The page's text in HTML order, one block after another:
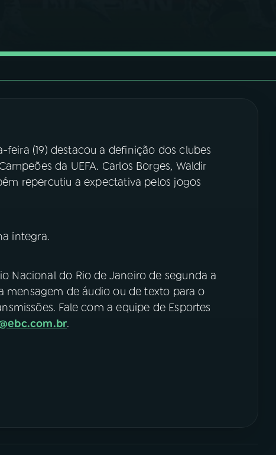
feira (19) destacou a definição dos clubes
da UEFA. Carlos Borges, Waldir
repercutiu a expectativa pelos jogos
íntegra.
Nacional do Rio de Janeiro de segunda a
mensagem de áudio ou de texto para o
Fale com a equipe de Esportes
.